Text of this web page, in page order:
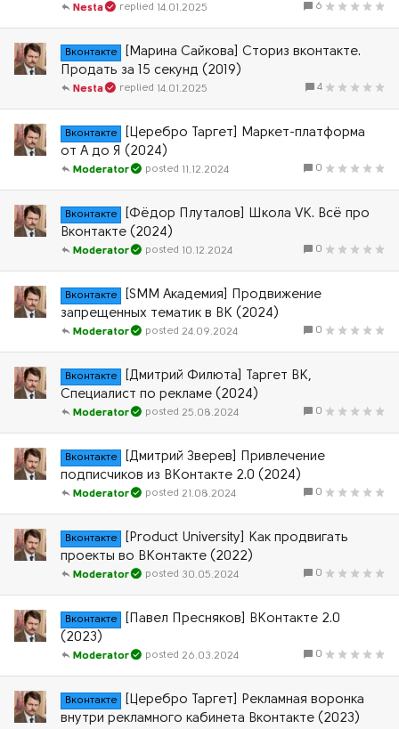
6
14.01.2025
Nesta
Вконтакте
[Марина Сайкова] Сториз вконтакте.
Продать за 15 секунд (2019)
4
14.01.2025
Nesta
Вконтакте
[Церебро Таргет] Маркет-платформа
от А до Я (2024)
0
11.12.2024
Moderator
Вконтакте
[Фёдор Плуталов] Школа VK. Всё про
Вконтакте (2024)
0
10.12.2024
Moderator
Вконтакте
[SMM Академия] Продвижение
запрещенных тематик в ВК (2024)
0
24.09.2024
Moderator
Вконтакте
[Дмитрий Филюта] Таргет ВК,
Специалист по рекламе (2024)
0
25.08.2024
Moderator
Вконтакте
[Дмитрий Зверев] Привлечение
подписчиков из ВКонтакте 2.0 (2024)
0
21.08.2024
Moderator
Вконтакте
[Product University] Как продвигать
проекты во ВКонтакте (2022)
0
30.05.2024
Moderator
Вконтакте
[Павел Пресняков] ВКонтакте 2.0
(2023)
0
26.03.2024
Moderator
Вконтакте
[Церебро Таргет] Рекламная воронка
внутри рекламного кабинета Вконтакте (2023)